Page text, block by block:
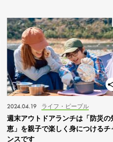
ライフ・ピープル
2024.04.19
週末アウトドアランチは「防災の
恵」を親子で楽しく身につけるチ
ンスです